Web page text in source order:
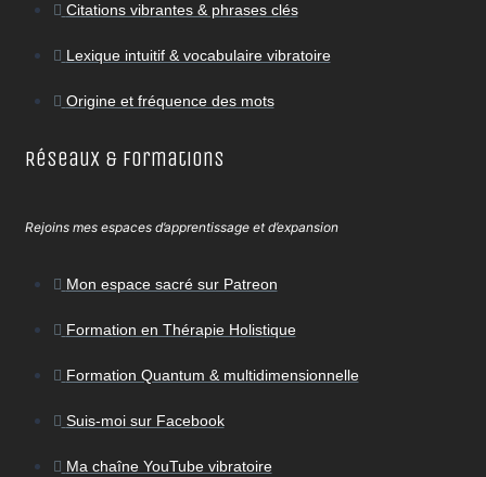
Citations vibrantes & phrases clés
Lexique intuitif & vocabulaire vibratoire
Origine et fréquence des mots
Réseaux & Formations
Rejoins mes espaces d’apprentissage et d’expansion
Mon espace sacré sur Patreon
Formation en Thérapie Holistique
Formation Quantum & multidimensionnelle
Suis-moi sur Facebook
Ma chaîne YouTube vibratoire